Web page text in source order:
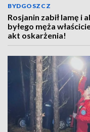
BYDGOSZCZ
Rosjanin zabił lamę i
byłego męża
akt oskarżenia!